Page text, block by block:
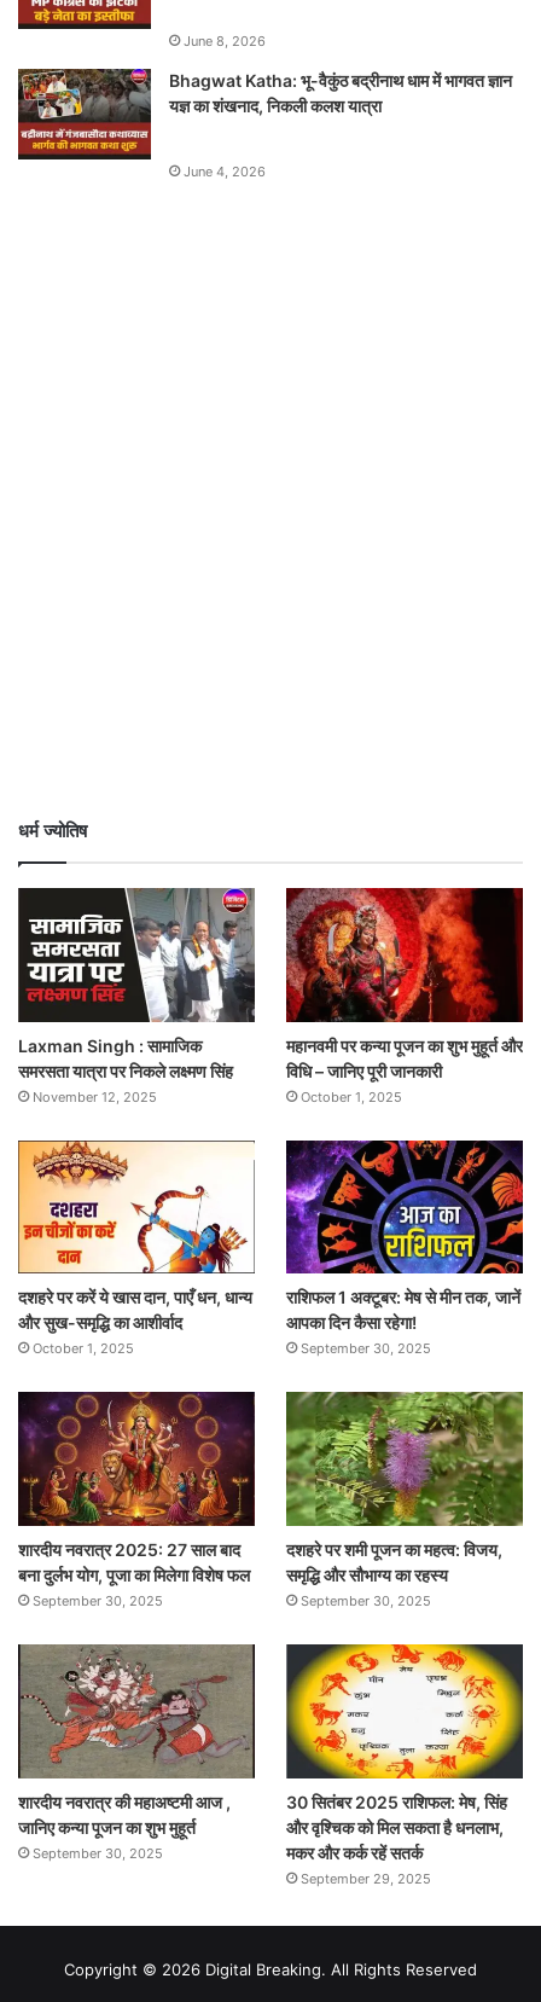
June 8, 2026
Bhagwat Katha: भू-वैकुंठ बद्रीनाथ धाम में भागवत ज्ञान
यज्ञ का शंखनाद, निकली कलश यात्रा
June 4, 2026
धर्म ज्योतिष
Laxman Singh : सामाजिक
समरसता यात्रा पर निकले लक्ष्मण सिंह
November 12, 2025
महानवमी पर कन्या पूजन का शुभ मुहूर्त और
विधि – जानिए पूरी जानकारी
October 1, 2025
दशहरे पर करें ये खास दान, पाएँ धन, धान्य
और सुख-समृद्धि का आशीर्वाद
October 1, 2025
राशिफल 1 अक्टूबर: मेष से मीन तक, जानें
आपका दिन कैसा रहेगा!
September 30, 2025
शारदीय नवरात्र 2025: 27 साल बाद
बना दुर्लभ योग, पूजा का मिलेगा विशेष फल
September 30, 2025
दशहरे पर शमी पूजन का महत्व: विजय,
समृद्धि और सौभाग्य का रहस्य
September 30, 2025
शारदीय नवरात्र की महाअष्टमी आज ,
जानिए कन्या पूजन का शुभ मुहूर्त
September 30, 2025
30 सितंबर 2025 राशिफल: मेष, सिंह
और वृश्चिक को मिल सकता है धनलाभ,
मकर और कर्क रहें सतर्क
September 29, 2025
Copyright © 2026 Digital Breaking. All Rights Reserved